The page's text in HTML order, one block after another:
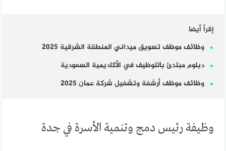
إقرأ أيضا
وظائف موظف تسويق ميداني المنطقة الشرقية 2025
دبلوم مبتدئ بالتوظيف في الأكاديمية السعودية
وظائف موظف أرشفة وتشغيل شركة عمان 2025
وظيفة رئيس دمج وتنمية الأسرة في جدة